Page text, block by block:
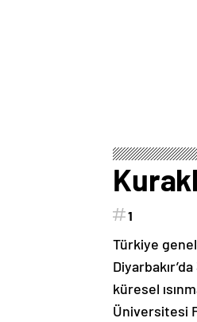
1
Türkiye
küresel
Üniversitesi